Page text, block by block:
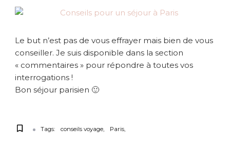
Le but n’est pas de vous effrayer mais bien de vous
conseiller. Je suis disponible dans la section
« commentaires » pour répondre à toutes vos
interrogations !
Bon séjour parisien 🙂
Tags: conseils voyage Paris